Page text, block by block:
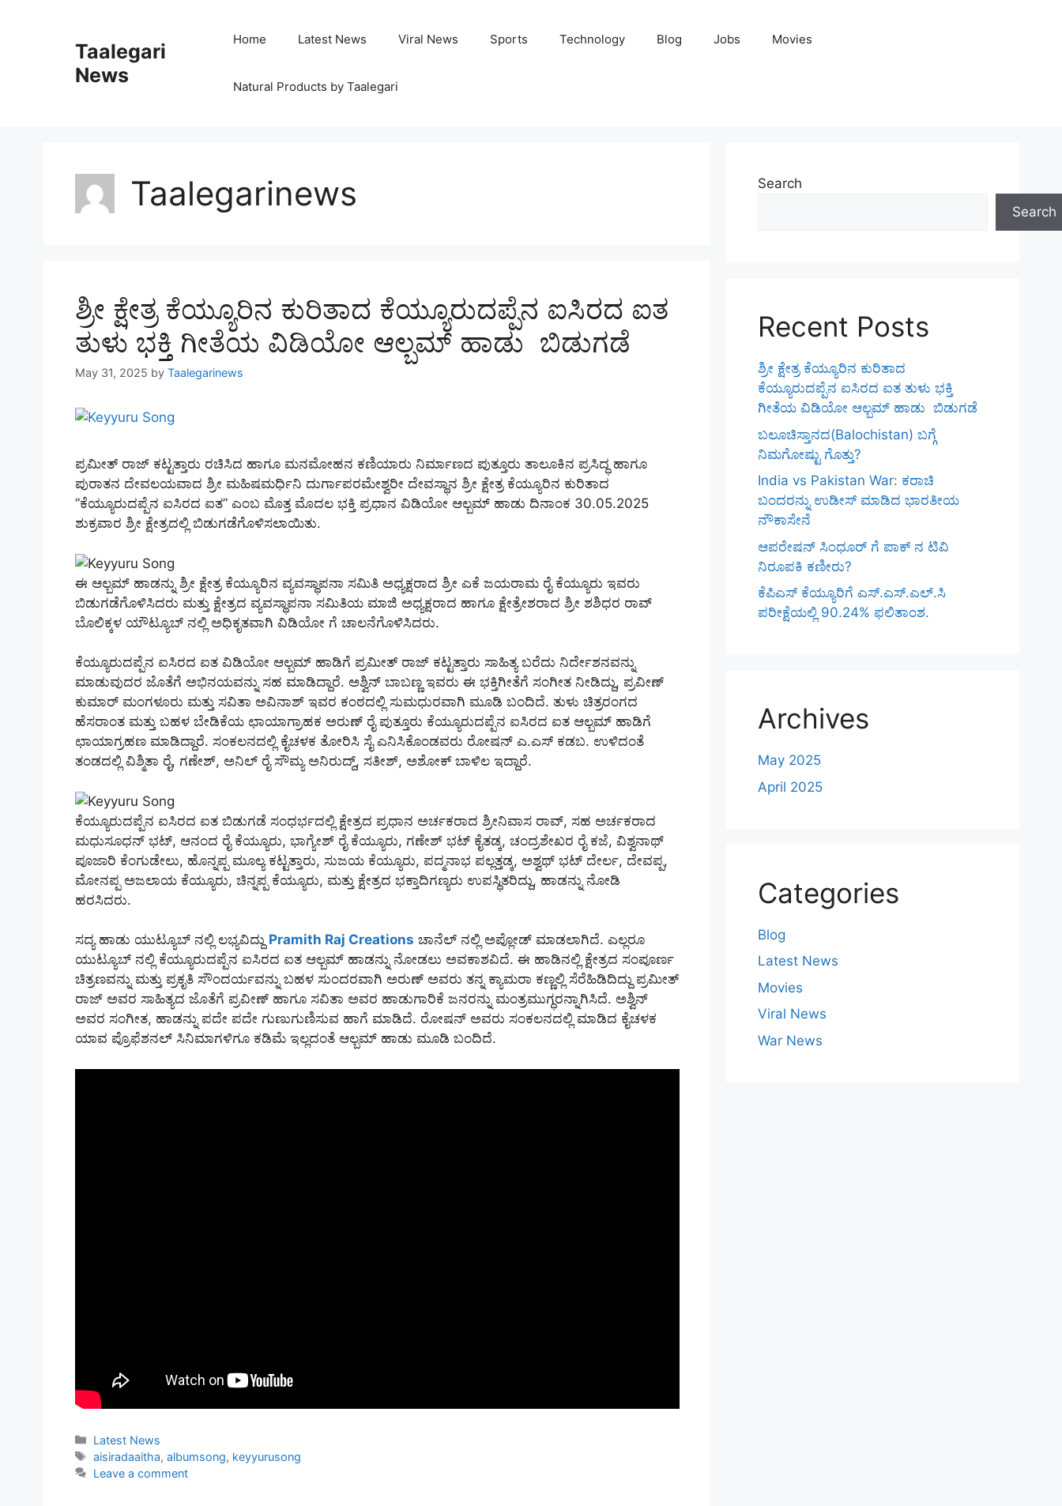
Taalegari
News
Home Latest News Viral News Sports Technology Blog Jobs Movies
Natural Products by Taalegari
Taalegarinews
ಶ್ರೀ ಕ್ಷೇತ್ರ ಕೆಯ್ಯೂರಿನ ಕುರಿತಾದ ಕೆಯ್ಯೂರುದಪ್ಪೆನ ಐಸಿರದ ಐತ
ತುಳು ಭಕ್ತಿ ಗೀತೆಯ ವಿಡಿಯೋ ಆಲ್ಬಮ್ ಹಾಡು ಬಿಡುಗಡೆ
May 31, 2025 by Taalegarinews
ಪ್ರಮೀತ್ ರಾಜ್ ಕಟ್ಟತ್ತಾರು ರಚಿಸಿದ ಹಾಗೂ ಮನಮೋಹನ ಕಣಿಯಾರು ನಿರ್ಮಾಣದ ಪುತ್ತೂರು ತಾಲೂಕಿನ ಪ್ರಸಿದ್ಧ ಹಾಗೂ
ಪುರಾತನ ದೇವಲಯವಾದ ಶ್ರೀ ಮಹಿಷಮರ್ಧಿನಿ ದುರ್ಗಾಪರಮೇಶ್ವರೀ ದೇವಸ್ಥಾನ ಶ್ರೀ ಕ್ಷೇತ್ರ ಕೆಯ್ಯೂರಿನ ಕುರಿತಾದ
”ಕೆಯ್ಯೂರುದಪ್ಪೆನ ಐಸಿರದ ಐತ” ಎಂಬ ಮೊತ್ತ ಮೊದಲ ಭಕ್ತಿ ಪ್ರಧಾನ ವಿಡಿಯೋ ಆಲ್ಬಮ್ ಹಾಡು ದಿನಾಂಕ 30.05.2025
ಶುಕ್ರವಾರ ಶ್ರೀ ಕ್ಷೇತ್ರದಲ್ಲಿ ಬಿಡುಗಡೆಗೊಳಿಸಲಾಯಿತು.
ಈ ಆಲ್ಬಮ್ ಹಾಡನ್ನು ಶ್ರೀ ಕ್ಷೇತ್ರ ಕೆಯ್ಯೂರಿನ ವ್ಯವಸ್ಥಾಪನಾ ಸಮಿತಿ ಅಧ್ಯಕ್ಷರಾದ ಶ್ರೀ ಎಕೆ ಜಯರಾಮ ರೈ ಕೆಯ್ಯೂರು ಇವರು
ಬಿಡುಗಡೆಗೊಳಿಸಿದರು ಮತ್ತು ಕ್ಷೇತ್ರದ ವ್ಯವಸ್ಥಾಪನಾ ಸಮಿತಿಯ ಮಾಜಿ ಅಧ್ಯಕ್ಷರಾದ ಹಾಗೂ ಕ್ಷೇತ್ರೇಶರಾದ ಶ್ರೀ ಶಶಿಧರ ರಾವ್
ಬೊಲಿಕ್ಕಳ ಯೌಟ್ಯೂಬ್ ನಲ್ಲಿ ಅಧಿಕೃತವಾಗಿ ವಿಡಿಯೋ ಗೆ ಚಾಲನೆಗೊಳಿಸಿದರು.
ಕೆಯ್ಯೂರುದಪ್ಪೆನ ಐಸಿರದ ಐತ ವಿಡಿಯೋ ಆಲ್ಬಮ್ ಹಾಡಿಗೆ ಪ್ರಮೀತ್ ರಾಜ್ ಕಟ್ಟತ್ತಾರು ಸಾಹಿತ್ಯ ಬರೆದು ನಿರ್ದೇಶನವನ್ನು
ಮಾಡುವುದರ ಜೊತೆಗೆ ಅಭಿನಯವನ್ನು ಸಹ ಮಾಡಿದ್ದಾರೆ. ಅಶ್ವಿನ್ ಬಾಬಣ್ಣ ಇವರು ಈ ಭಕ್ತಿಗೀತೆಗೆ ಸಂಗೀತ ನೀಡಿದ್ದು, ಪ್ರವೀಣ್
ಕುಮಾರ್ ಮಂಗಳೂರು ಮತ್ತು ಸವಿತಾ ಅವಿನಾಶ್ ಇವರ ಕಂಠದಲ್ಲಿ ಸುಮಧುರವಾಗಿ ಮೂಡಿ ಬಂದಿದೆ. ತುಳು ಚಿತ್ರರಂಗದ
ಹೆಸರಾಂತ ಮತ್ತು ಬಹಳ ಬೇಡಿಕೆಯ ಛಾಯಾಗ್ರಾಹಕ ಅರುಣ್ ರೈ ಪುತ್ತೂರು ಕೆಯ್ಯೂರುದಪ್ಪೆನ ಐಸಿರದ ಐತ ಆಲ್ಬಮ್ ಹಾಡಿಗೆ
ಛಾಯಾಗ್ರಹಣ ಮಾಡಿದ್ದಾರೆ. ಸಂಕಲನದಲ್ಲಿ ಕೈಚಳಕ ತೋರಿಸಿ ಸೈ ಎನಿಸಿಕೊಂಡವರು ರೋಷನ್ ಎ.ಎಸ್ ಕಡಬ. ಉಳಿದಂತೆ
ತಂಡದಲ್ಲಿ ವಿಶ್ಮಿತಾ ರೈ, ಗಣೇಶ್, ಅನಿಲ್ ರೈ ಸೌಮ್ಯ ಅನಿರುದ್ದ್, ಸತೀಶ್, ಅಶೋಕ್ ಬಾಳಿಲ ಇದ್ದಾರೆ.
ಕೆಯ್ಯೂರುದಪ್ಪೆನ ಐಸಿರದ ಐತ ಬಿಡುಗಡೆ ಸಂಧರ್ಭದಲ್ಲಿ ಕ್ಷೇತ್ರದ ಪ್ರಧಾನ ಅರ್ಚಕರಾದ ಶ್ರೀನಿವಾಸ ರಾವ್, ಸಹ ಅರ್ಚಕರಾದ
ಮಧುಸೂಧನ್ ಭಟ್, ಆನಂದ ರೈ ಕೆಯ್ಯೂರು, ಭಾಗ್ಯೇಶ್ ರೈ ಕೆಯ್ಯೂರು, ಗಣೇಶ್ ಭಟ್ ಕೈತಡ್ಕ, ಚಂದ್ರಶೇಖರ ರೈ ಕಜೆ, ವಿಶ್ವನಾಥ್
ಪೂಜಾರಿ ಕೆಂಗುಡೇಲು, ಹೊನ್ನಪ್ಪ ಮೂಲ್ಯ ಕಟ್ಟತ್ತಾರು, ಸುಜಯ ಕೆಯ್ಯೂರು, ಪದ್ಮನಾಭ ಪಲ್ಲತ್ತಡ್ಕ, ಅಶ್ವಥ್ ಭಟ್ ದೇರ್ಲ, ದೇವಪ್ಪ,
ಮೋನಪ್ಪ ಅಜಲಾಯ ಕೆಯ್ಯೂರು, ಚಿನ್ನಪ್ಪ ಕೆಯ್ಯೂರು, ಮತ್ತು ಕ್ಷೇತ್ರದ ಭಕ್ತಾದಿಗಣ್ಯರು ಉಪಸ್ಥಿತರಿದ್ದು, ಹಾಡನ್ನು ನೋಡಿ
ಹರಸಿದರು.
ಸದ್ಯ ಹಾಡು ಯುಟ್ಯೂಬ್ ನಲ್ಲಿ ಲಭ್ಯವಿದ್ದು Pramith Raj Creations ಚಾನೆಲ್ ನಲ್ಲಿ ಅಪ್ಲೋಡ್ ಮಾಡಲಾಗಿದೆ. ಎಲ್ಲರೂ
ಯುಟ್ಯೂಬ್ ನಲ್ಲಿ ಕೆಯ್ಯೂರುದಪ್ಪೆನ ಐಸಿರದ ಐತ ಆಲ್ಬಮ್ ಹಾಡನ್ನು ನೋಡಲು ಅವಕಾಶವಿದೆ. ಈ ಹಾಡಿನಲ್ಲಿ ಕ್ಷೇತ್ರದ ಸಂಪೂರ್ಣ
ಚಿತ್ರಣವನ್ನು ಮತ್ತು ಪ್ರಕೃತಿ ಸೌಂದರ್ಯವನ್ನು ಬಹಳ ಸುಂದರವಾಗಿ ಅರುಣ್ ಅವರು ತನ್ನ ಕ್ಯಾಮರಾ ಕಣ್ಣಲ್ಲಿ ಸೆರೆಹಿಡಿದಿದ್ದು ಪ್ರಮೀತ್
ರಾಜ್ ಅವರ ಸಾಹಿತ್ಯದ ಜೊತೆಗೆ ಪ್ರವೀಣ್ ಹಾಗೂ ಸವಿತಾ ಅವರ ಹಾಡುಗಾರಿಕೆ ಜನರನ್ನು ಮಂತ್ರಮುಗ್ಧರನ್ನಾಗಿಸಿದೆ. ಅಶ್ವಿನ್
ಅವರ ಸಂಗೀತ, ಹಾಡನ್ನು ಪದೇ ಪದೇ ಗುಣುಗುಣಿಸುವ ಹಾಗೆ ಮಾಡಿದೆ. ರೋಷನ್ ಅವರು ಸಂಕಲನದಲ್ಲಿ ಮಾಡಿದ ಕೈಚಳಕ
ಯಾವ ಪ್ರೊಫೆಶನಲ್ ಸಿನಿಮಾಗಳಿಗೂ ಕಡಿಮೆ ಇಲ್ಲದಂತೆ ಆಲ್ಬಮ್ ಹಾಡು ಮೂಡಿ ಬಂದಿದೆ.
Categories
Latest News
Tags
aisiradaaitha, albumsong, keyyurusong
Leave a comment
Search
Search
Recent Posts
ಶ್ರೀ ಕ್ಷೇತ್ರ ಕೆಯ್ಯೂರಿನ ಕುರಿತಾದ
ಕೆಯ್ಯೂರುದಪ್ಪೆನ ಐಸಿರದ ಐತ ತುಳು ಭಕ್ತಿ
ಗೀತೆಯ ವಿಡಿಯೋ ಆಲ್ಬಮ್ ಹಾಡು ಬಿಡುಗಡೆ
ಬಲೂಚಿಸ್ತಾನದ(Balochistan) ಬಗ್ಗೆ
ನಿಮಗೋಷ್ಟು ಗೊತ್ತು?
India vs Pakistan War: ಕರಾಚಿ
ಬಂದರನ್ನು ಉಡೀಸ್ ಮಾಡಿದ ಭಾರತೀಯ
ನೌಕಾಸೇನೆ
ಆಪರೇಷನ್ ಸಿಂಧೂರ್ ಗೆ ಪಾಕ್ ನ ಟಿವಿ
ನಿರೂಪಕಿ ಕಣೀರು?
ಕೆಪಿಎಸ್‌ ಕೆಯ್ಯೂರಿಗೆ ಎಸ್.ಎಸ್.ಎಲ್.ಸಿ
ಪರೀಕ್ಷೆಯಲ್ಲಿ 90.24% ಫಲಿತಾಂಶ.
Archives
May 2025
April 2025
Categories
Blog
Latest News
Movies
Viral News
War News